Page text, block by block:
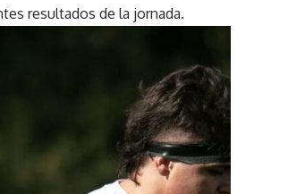
resultados de la jornada.